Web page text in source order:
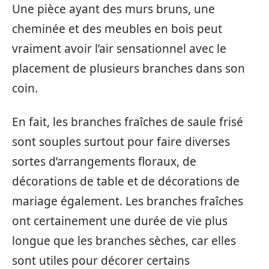
Une pièce ayant des murs bruns, une
cheminée et des meubles en bois peut
vraiment avoir l’air sensationnel avec le
placement de plusieurs branches dans son
coin.
En fait, les branches fraîches de saule frisé
sont souples surtout pour faire diverses
sortes d’arrangements floraux, de
décorations de table et de décorations de
mariage également. Les branches fraîches
ont certainement une durée de vie plus
longue que les branches sèches, car elles
sont utiles pour décorer certains